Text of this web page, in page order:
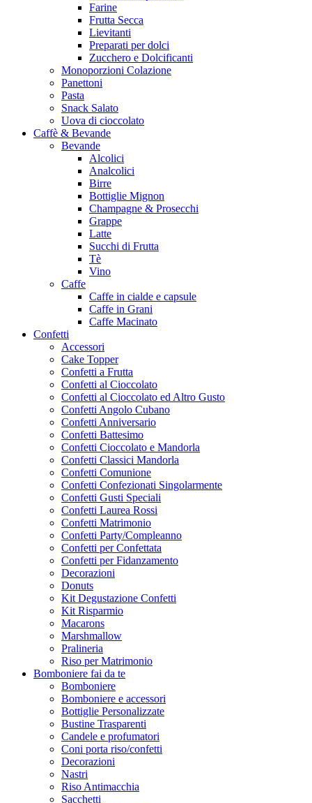
Farine
Frutta Secca
Lievitanti
Preparati per dolci
Zucchero e Dolcificanti
Monoporzioni Colazione
Panettoni
Pasta
Snack Salato
Uova di cioccolato
Caffè & Bevande
Bevande
Alcolici
Analcolici
Birre
Bottiglie Mignon
Champagne & Prosecchi
Grappe
Latte
Succhi di Frutta
Tè
Vino
Caffe
Caffe in cialde e capsule
Caffe in Grani
Caffe Macinato
Confetti
Accessori
Cake Topper
Confetti a Frutta
Confetti al Cioccolato
Confetti al Cioccolato ed Altro Gusto
Confetti Angolo Cubano
Confetti Anniversario
Confetti Battesimo
Confetti Cioccolato e Mandorla
Confetti Classici Mandorla
Confetti Comunione
Confetti Confezionati Singolarmente
Confetti Gusti Speciali
Confetti Laurea Rossi
Confetti Matrimonio
Confetti Party/Compleanno
Confetti per Confettata
Confetti per Fidanzamento
Decorazioni
Donuts
Kit Degustazione Confetti
Kit Risparmio
Macarons
Marshmallow
Pralineria
Riso per Matrimonio
Bomboniere fai da te
Bomboniere
Bomboniere e accessori
Bottiglie Personalizzate
Bustine Trasparenti
Candele e profumatori
Coni porta riso/confetti
Decorazioni
Nastri
Riso Antimacchia
Sacchetti